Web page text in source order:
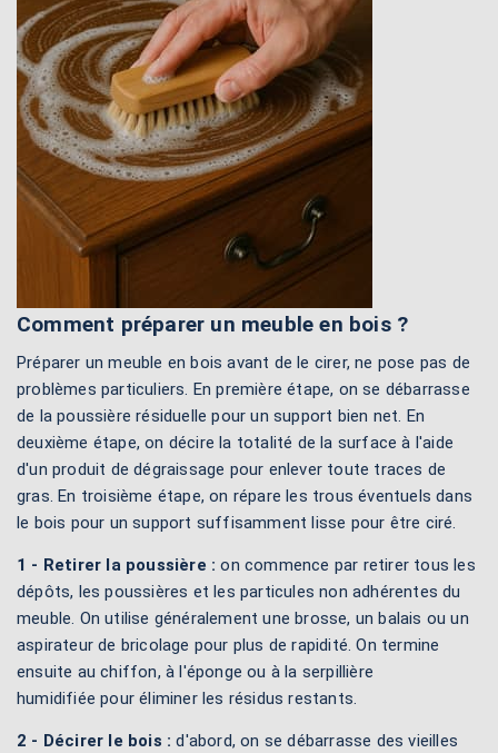
Comment préparer un meuble en bois ?
Préparer un meuble en bois avant de le cirer, ne pose pas de
problèmes particuliers. En première étape, on se débarrasse
de la poussière résiduelle pour un support bien net. En
deuxième étape, on décire la totalité de la surface à l'aide
d'un produit de dégraissage pour enlever toute traces de
gras. En troisième étape, on répare les trous éventuels dans
le bois pour un support suffisamment lisse pour être ciré.
1 - Retirer la poussière : on commence par retirer tous les
dépôts, les poussières et les particules non adhérentes du
meuble. On utilise généralement une brosse, un balais ou un
aspirateur de bricolage pour plus de rapidité. On termine
ensuite au chiffon, à l'éponge ou à la serpillière
humidifiée pour éliminer les résidus restants.
2 - Décirer le bois : d'abord, on se débarrasse des vieilles